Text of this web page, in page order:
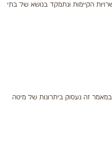
הקיימות ונתמקד בנושא של בתי
במאמר זה נעסוק ביתרונות של מיטה